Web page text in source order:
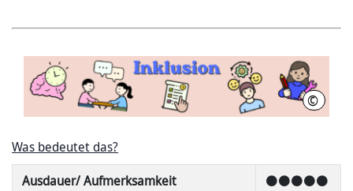
©
Was bedeutet das?
Ausdauer/ Aufmerksamkeit
⚫⚫⚫⚫⚫